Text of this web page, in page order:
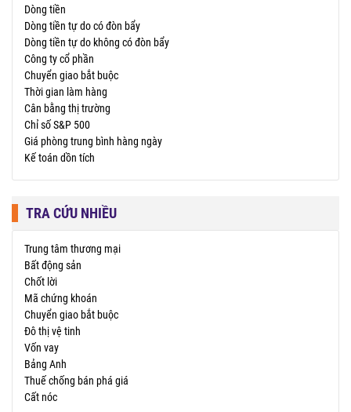
Dòng tiền
Dòng tiền tự do có đòn bẩy
Dòng tiền tự do không có đòn bẩy
Công ty cổ phần
Chuyển giao bắt buộc
Thời gian làm hàng
Cân bằng thị trường
Chỉ số S&P 500
Giá phòng trung bình hàng ngày
Kế toán dồn tích
TRA CỨU NHIỀU
Trung tâm thương mại
Bất động sản
Chốt lời
Mã chứng khoán
Chuyển giao bắt buộc
Đô thị vệ tinh
Vốn vay
Bảng Anh
Thuế chống bán phá giá
Cất nóc